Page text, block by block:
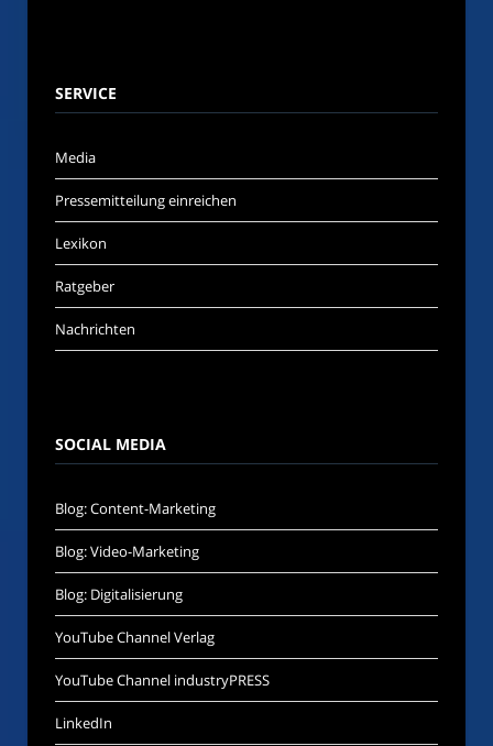
SERVICE
Media
Pressemitteilung einreichen
Lexikon
Ratgeber
Nachrichten
SOCIAL MEDIA
Blog: Content-Marketing
Blog: Video-Marketing
Blog: Digitalisierung
YouTube Channel Verlag
YouTube Channel industryPRESS
LinkedIn